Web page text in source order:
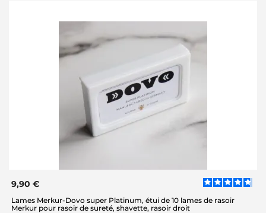
9,90 €
Lames Merkur-Dovo super Platinum, étui de 10 lames de rasoir
Merkur pour rasoir de sureté, shavette, rasoir droit